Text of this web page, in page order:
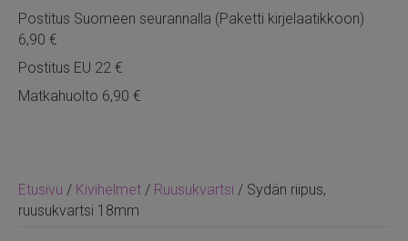
Etusivu / Kivihelmet / Ruusukvartsi / Sydän riipus,
ruusukvartsi 18mm
Postitus Suomeen seurannalla (Paketti kirjelaatikkoon)
6,90 €
Postitus EU 22 €
Matkahuolto 6,90 €